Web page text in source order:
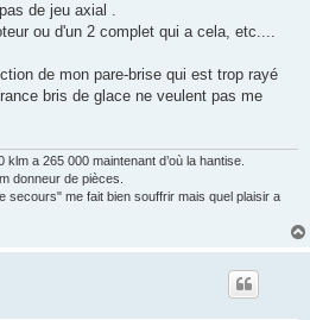
de jeu axial .
ou d'un 2 complet qui a cela, etc....
de mon pare-brise qui est trop rayé
bris de glace ne veulent pas me
klm a 265 000 maintenant d’où la hantise.
donneur de pièces.
secours" me fait bien souffrir mais quel plaisir a